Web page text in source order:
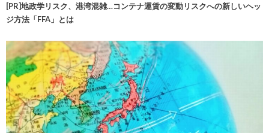
[PR]地政学リスク、港湾混雑…コンテナ運賃の変動リスクへの新しいヘッ
ジ方法「FFA」とは